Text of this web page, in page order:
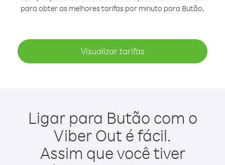
para obter as melhores tarifas por minuto para Butão.
Visualizar tarifas
Ligar para Butão com o
Viber Out é fácil.
Assim que você tiver